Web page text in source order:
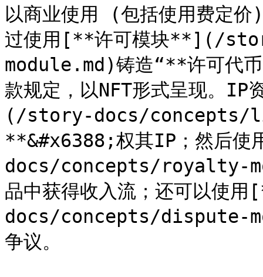
以商业使用 (包括使用费定价
过使用[**许可模块**](/
module.md)铸造“**许可
款规定，以NFT形式呈现。
(/story-docs/concepts/
**&#x6388;权其IP；然后
docs/concepts/royalty-
品中获得收入流；还可以
docs/concepts/dispute-
争议。